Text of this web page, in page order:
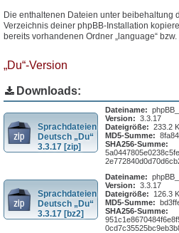
Die enthaltenen Dateien unter beibehaltung
Verzeichnis deiner phpBB-Installation
bereits vorhandenen Ordner „language“
„Du“-Version
Downloads:
Sprachdateien
Deutsch „Du“
3.3.17 [zip]
Dateiname:
Version: 3.3.17
Dateigröße: 233.2
MD5-Summe:
SHA256-Summe:
Sprachdateien
Deutsch „Du“
3.3.17 [bz2]
Dateiname:
Version: 3.3.17
Dateigröße:
126.3
MD5-Summe:
SHA256-Summe: